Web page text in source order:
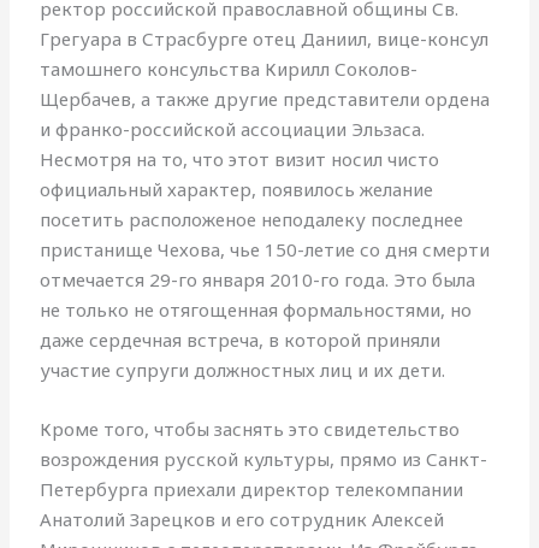
ректор российской православной общины Св.
Грегуара в Страсбурге отец Даниил, вице-консул
тамошнего консульства Кирилл Соколов-
Щербачев, а также другие представители ордена
и франко-российской ассоциации Эльзаса.
Несмотря на то, что этот визит носил чисто
официальный характер, появилось желание
посетить расположеное неподалеку последнее
пристанище Чехова, чье 150-летие со дня смерти
отмечается 29-го января 2010-го года. Это была
не только не отягощенная формальностями, но
даже сердечная встреча, в которой приняли
участие супруги должностных лиц и их дети.
Кроме того, чтобы заснять это свидетельство
возрождения русской культуры, прямо из Санкт-
Петербурга приехали директор телекомпании
Анатолий Зарецков и его сотрудник Алексей